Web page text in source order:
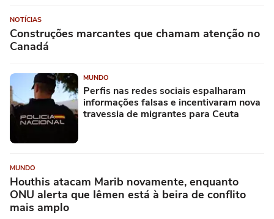
NOTÍCIAS
Construções marcantes que chamam atenção no
Canadá
MUNDO
Perfis nas redes sociais espalharam
informações falsas e incentivaram nova
travessia de migrantes para Ceuta
MUNDO
Houthis atacam Marib novamente, enquanto
ONU alerta que Iêmen está à beira de conflito
mais amplo